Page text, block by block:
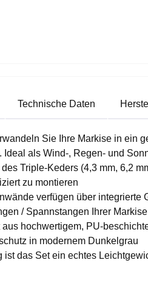
Technische Daten
Sie Ihre Markise in ein
Ideal als Wind-, Regen- und
Triple-Keders (4,3 mm, 6,2
zu montieren
verfügen über
/ Spannstangen Ihrer Markise
hochwertigem, PU-
in modernem Dunkelgrau
ist das Set ein echtes